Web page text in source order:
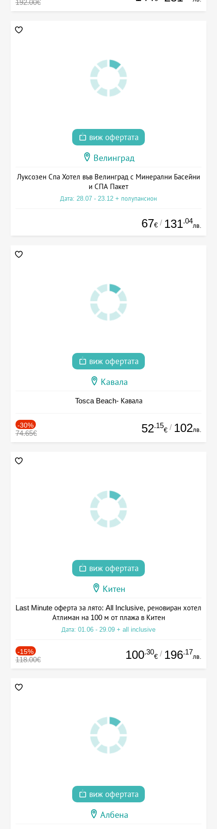
192.00€
виж офертата
Велинград
Луксозен Спа Хотел във Велинград с Минерални Басейни
и СПА Пакет
Дата: 28.07 - 23.12 + полупансион
67€ / 131.04
лв.
виж офертата
Кавала
Tosca Beach- Кавала
-30%
74.65€ 52.15
€ / 102лв.
виж офертата
Китен
Last Minute оферта за лято: All Inclusive, реновиран хотел
Атлиман на 100 м от плажа в Китен
Дата: 01.06 - 29.09 + all inclusive
-15%
118.00€ 100.30
€ / 196.17
лв.
виж офертата
Албена